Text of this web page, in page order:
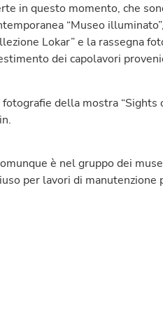
in questo momento, che
“Museo
Lokar” e la rassegna
dei capolavori
della mostra “Sights
è nel gruppo dei
per lavori di